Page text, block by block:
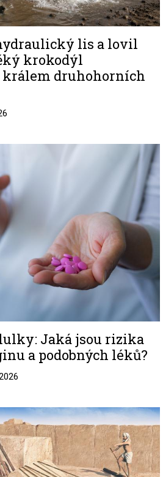
lis a lovil
krokodýl
králem druhohorních
Jaká jsou rizika
a podobných léků?